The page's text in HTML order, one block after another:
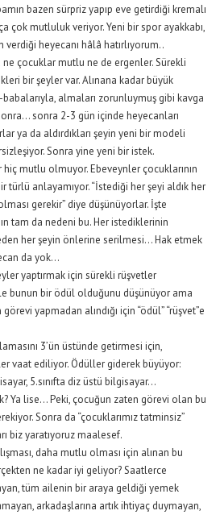
bazen sürpriz yapıp eve getirdiği kremalı
çok mutluluk veriyor. Yeni bir spor ayakkabı,
heyecanı hâlâ hatırlıyorum..
çocuklar mutlu ne de ergenler. Sürekli
bir şeyler var. Alınana kadar büyük
almaları zorunluymuş gibi kavga
sonra 2-3 gün içinde heyecanları
ya da aldırdıkları şeyin yeni bir modeli
Sonra yine yeni bir istek.
mutlu olmuyor. Ebeveynler çocuklarının
türlü anlayamıyor. “İstediği her şeyi aldık her
gerekir” diye düşünüyorlar. İşte
tam da nedeni bu. Her istediklerinin
her şeyin önlerine serilmesi… Hak etmek
da yok…
yaptırmak için sürekli rüşvetler
bunun bir ödül olduğunu düşünüyor ama
yapmadan alındığı için “ödül” “rüşvet”e
3’ün üstünde getirmesi için,
vaat ediliyor. Ödüller giderek büyüyor:
5.sınıfta diz üstü bilgisayar…
Ya lise… Peki, çocuğun zaten görevi olan bu
Sonra da “çocuklarımız tatminsiz”
biz yaratıyoruz maalesef.
daha mutlu olması için alınan bu
ne kadar iyi geliyor? Saatlerce
tüm ailenin bir araya geldiği yemek
arkadaşlarına artık ihtiyaç duymayan,